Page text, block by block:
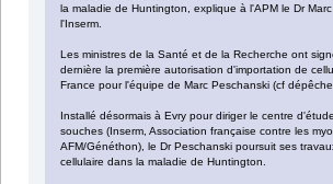
la maladie de Huntington, explique à l'APM le Dr
l'Inserm.
Les ministres de la Santé et de la Recherche ont
dernière la première autorisation d'importation de
France pour l'équipe de Marc Peschanski (cf
Installé désormais à Evry pour diriger le centre
souches (Inserm, Association française contre les
AFM/Généthon), le Dr Peschanski poursuit ses
cellulaire dans la maladie de Huntington.